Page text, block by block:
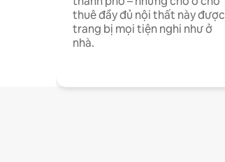
thuê đầy đủ nội thất này được
trang bị mọi tiện nghi như ở
nhà.